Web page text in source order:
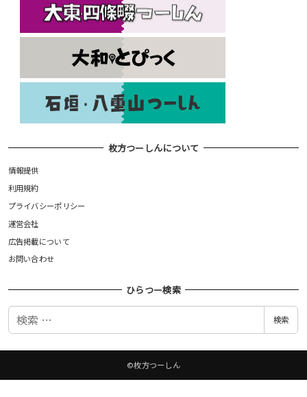
枚方つーしんについて
情報提供
利用規約
プライバシーポリシー
運営会社
広告掲載について
お問い合わせ
ひらつー検索
検
検索
©枚方つーしん